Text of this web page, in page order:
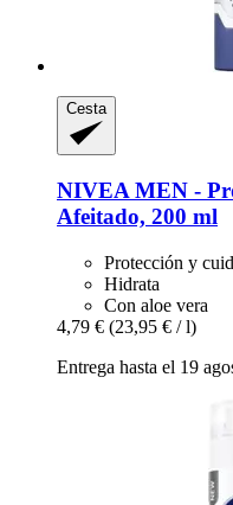
Cesta
NIVEA MEN -​
Afeitado, 200 ml
Protección y
Hidrata
Con aloe vera
4,79 € (23,95 € / l)
Entrega hasta el 19